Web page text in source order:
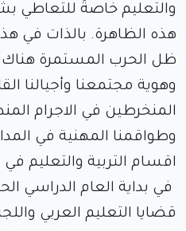
والتعليم خاصةً للتعاطي
هذه الظاهرة. بالذات في
ظل الحرب المستمرة
وهوية مجتمعنا وأجيالنا
المنخرطين في الاجرام
وطواقمنا المهنية في
اقسام التربية والتعليم
في بداية العام الدراسي
قضايا التعليم العربي